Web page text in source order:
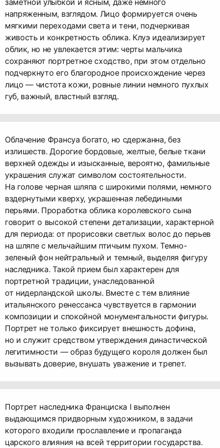
заметной улыбкой и ясным, даже немного
напряженным, взглядом. Лицо формируется очень
мягкими переходами света и тени, подчеркивая
живость и конкретность облика. Клуэ идеализирует
облик, но не увлекается этим: черты мальчика
сохраняют портретное сходство, при этом отдельно
подчеркнуто его благородное происхождение через
лицо — чистота кожи, ровные линии немного пухлых
губ, важный, властный взгляд.
Облачение Франсуа богато, но сдержанна, без
излишеств. Дорогие бордовые, желтые, белые ткани
верхней одежды и изысканные, вероятно, фамильные
украшения служат символом состоятельности.
На голове черная шляпа с широкими полями, немного
вздернутыми кверху, украшенная лебедиными
перьями. Проработка облика королевского сына
говорит о высокой степени детализации, характерной
для периода: от прорисовки светлых волос до перьев
на шляпе с мельчайшим птичьим пухом. Темно-
зеленый фон нейтральный и темный, выделяя фигуру
наследника. Такой прием был характерен для
портретной традиции, унаследованной
от нидерландской школы. Вместе с тем влияние
итальянского ренессанса чувствуется в гармонии
композиции и спокойной монументальности фигуры.
Портрет не только фиксирует внешность дофина,
но и служит средством утверждения династической
легитимности — образ будущего короля должен был
вызывать доверие, внушать уважение и трепет.
Портрет наследника Франциска I выполнен
выдающимся придворным художником, в задачи
которого входили прославление и пропаганда
царского влияния на всей территории государства.